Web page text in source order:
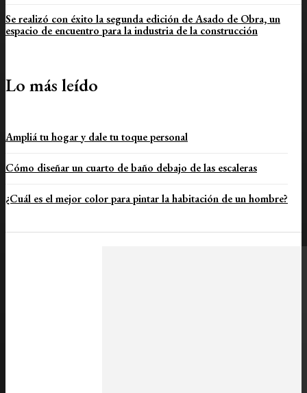
Se realizó con éxito la segunda edición de Asado de Obra, un
espacio de encuentro para la industria de la construcción
Lo más leído
Ampliá tu hogar y dale tu toque personal
Cómo diseñar un cuarto de baño debajo de las escaleras
¿Cuál es el mejor color para pintar la habitación de un hombre?